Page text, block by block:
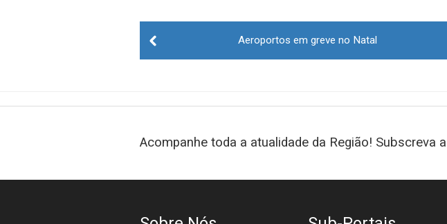
navigation
Aeroportos em greve no Natal
Acompanhe toda a atualidade da Região! Subscreva